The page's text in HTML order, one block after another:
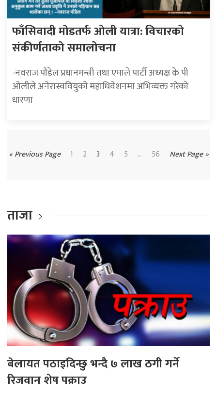
फाँसिवादी मोडतर्फ ओली यात्रा: विचारको
संकीर्णताको समालोचना
-नवराज पाैडेल प्रधानमन्त्री तथा एमाले पार्टी अध्यक्ष के पी
ओलीले अनेरास्ववियुकाे महाधिवेशनमा अभिव्यक्त गरेको
धारणा
« Previous Page 1 2 3 4 5 ... 56 Next Page »
ताजा
बेलायत पठाइदिन्छु भन्दै ७ लाख ठगी गर्ने
रिजवान शेष पक्राउ